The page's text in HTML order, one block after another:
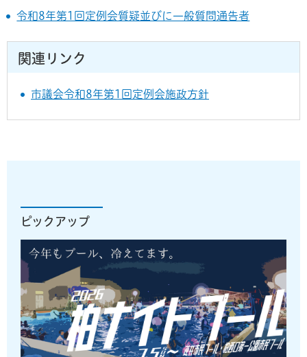
令和8年第1回定例会質疑並びに一般質問通告者
関連リンク
市議会令和8年第1回定例会施政方針
ピックアップ